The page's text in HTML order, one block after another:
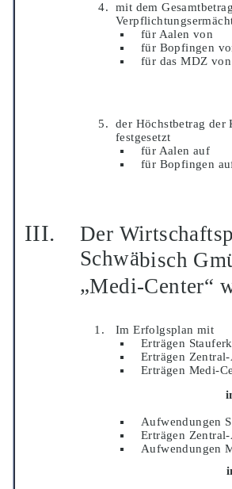
mit dem
Verpflichtungsermä
für Aalen von
für Bopfingen
für das MDZ von
der Höchstbetrag der
festgesetzt
für Aalen auf
für Bopfingen
Der
Schwäbisch
„Medi-Center“
Im Erfolgsplan mit
Erträgen
Erträgen
Erträgen Medi-
Aufwendungen
Erträgen
Aufwendungen